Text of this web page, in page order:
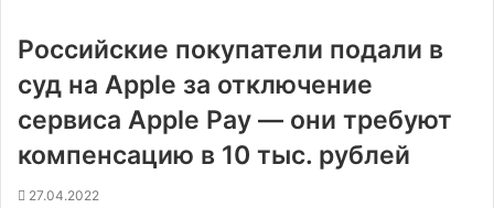
Российские покупатели подали в
суд на Apple за отключение
сервиса Apple Pay — они требуют
компенсацию в 10 тыс. рублей
27.04.2022